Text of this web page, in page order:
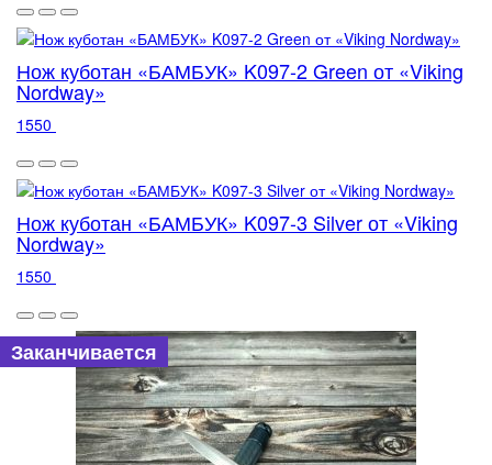
Нож куботан «БАМБУК» K097-2 Green от «Viking
Nordway»
1550
Нож куботан «БАМБУК» K097-3 Silver от «Viking
Nordway»
1550
Заканчивается